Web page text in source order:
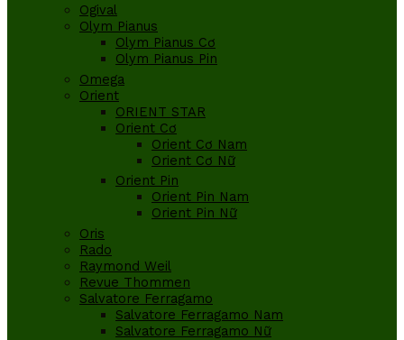
Ogival
Olym Pianus
Olym Pianus Cơ
Olym Pianus Pin
Omega
Orient
ORIENT STAR
Orient Cơ
Orient Cơ Nam
Orient Cơ Nữ
Orient Pin
Orient Pin Nam
Orient Pin Nữ
Oris
Rado
Raymond Weil
Revue Thommen
Salvatore Ferragamo
Salvatore Ferragamo Nam
Salvatore Ferragamo Nữ